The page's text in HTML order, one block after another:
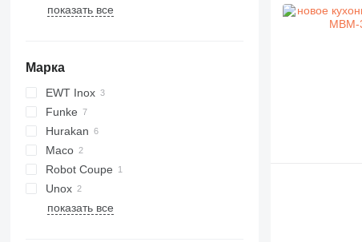
показать все
Марка
EWT Inox
Funke
Hurakan
HKN
Maco
Robot Coupe
Unox
показать все